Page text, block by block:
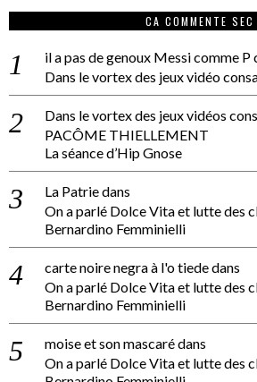
CA COMMENTE SEC
il a pas de genoux Messi comme P
Dans le vortex des jeux vidéo
Dans le vortex des jeux vidéos
PACÔME THIELLEMENT
La séance d’Hip Gnose
La Patriedans
On a parlé Dolce Vita et lutte des
Bernardino Femminielli
carte noire negra à l'o tiededans
On a parlé Dolce Vita et lutte des
Bernardino Femminielli
moise et son mascarédans
On a parlé Dolce Vita et lutte des